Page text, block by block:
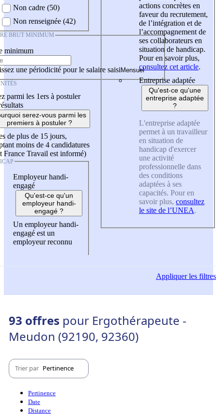
Non cadre (50)
Non renseignée (42)
BRUT MINIMUM
minimum
une périodicité pour le salaire saisi
parmi les 1ers à postuler
serez-vous parmi les
premiers à postuler ?
de plus de 15 jours,
moins de 4 candidatures
France Travail est informé)
Employeur handi-
engagé
Qu'est-ce qu'un
employeur handi-
engagé ?
Un employeur handi-
engagé est un
employeur reconnu
actions concrètes en
faveur du recrutement,
de l’intégration et de
l’accompagnement de
ses collaborateurs en
situation de handicap.
Pour en savoir plus,
consultez cet article.
Entreprise adaptée
Qu'est-ce qu'une
entreprise adaptée
?
L'entreprise adaptée
permet à un travailleur
en situation de
handicap d'exercer
une activité
professionnelle dans
des conditions
adaptées à ses
capacités. Pour en
savoir plus, consultez
le site de l’UNEA.
Appliquerles filtres
93 offres pour Ergothérapeute -
Meudon (92190, 92360)
Trier par Pertinence
Pertinence
Date
Distance